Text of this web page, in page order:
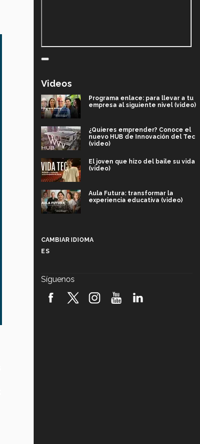
Videos
Programa enlace: para llevar a tu
empresa al siguiente nivel (video)
¿Quieres emprender? Conoce el
nuevo HUB de Innovación del Tec
(video)
El joven que hizo del baile su vida
(video)
Aula Futura: transformar la
experiencia educativa (video)
robótica FIRST 2026! (video)
CAMBIAR IDIOMA
ES
Síguenos